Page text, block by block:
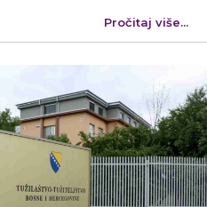
Pročitaj više...